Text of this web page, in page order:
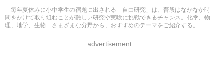
毎年夏休みに小中学生の宿題に出される「自由研究」は、普段はなかなか時
間をかけて取り組むことが難しい研究や実験に挑戦できるチャンス。化学、物
理、地学、生物…さまざまな分野から、おすすめのテーマをご紹介する。
advertisement